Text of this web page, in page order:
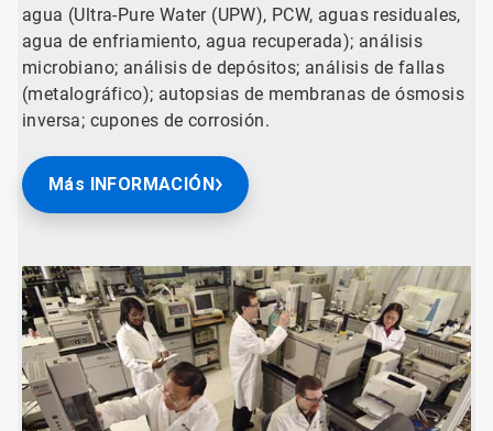
agua (Ultra-Pure Water (UPW), PCW, aguas residuales,
agua de enfriamiento, agua recuperada); análisis
microbiano; análisis de depósitos; análisis de fallas
(metalográfico); autopsias de membranas de ósmosis
inversa; cupones de corrosión.
Más INFORMACIÓN